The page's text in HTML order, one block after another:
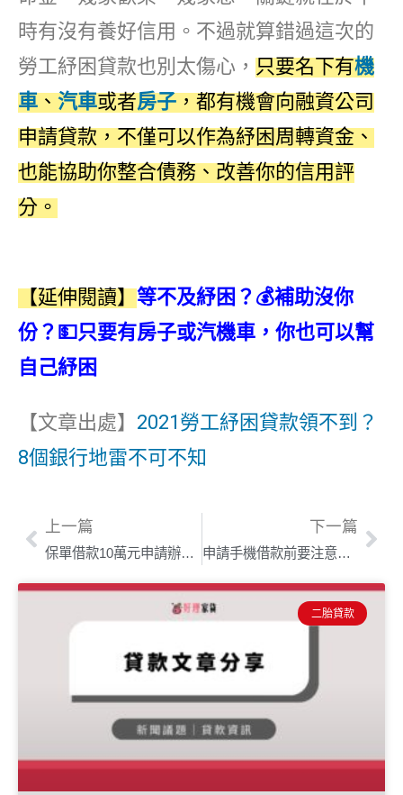
時有沒有養好信用。不過就算錯過這次的
勞工紓困貸款也別太傷心， 只要名下有機
車 、 汽車或者房子 ，都有機會向融資公司
申請貸款，不僅可以作為紓困周轉資金、
也能協助你整合債務、改善你的信用評
分。
【延伸閱讀】 等不及紓困？💰補助沒你
份？💵只要有房子或汽機車，你也可以幫
自己紓困
【文章出處】 2021勞工紓困貸款領不到？
8個銀行地雷不可不知
上一篇
保單借款10萬元申請辦法，條件、額度和利率看這裡，保單紓困貸款好嗎?(國泰.富邦.南山.遠雄)
下一篇
申請手機借款前要注意的6個問題
二胎貸款